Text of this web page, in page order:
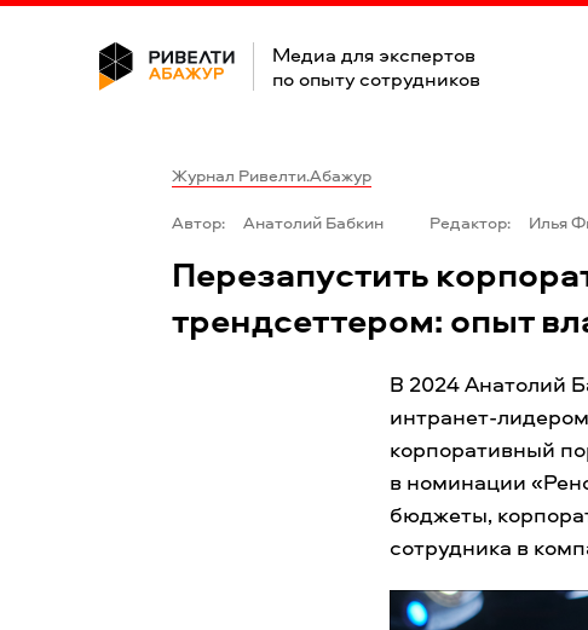
Медиа для экспертов
по опыту сотрудников
Журнал Ривелти.Абажур
Автор: Анатолий Бабкин Редактор: Илья
Перезапустить
трендсеттером: опыт
В 2024 Анатолий
интранет-
корпоративный
в номинации
бюджеты,
сотрудника в